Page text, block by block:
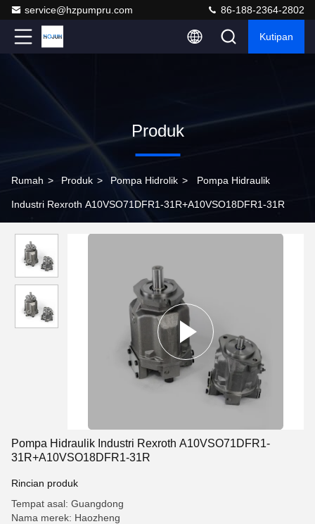
service@hzpumpru.com 86-188-2364-2802
Kutipan
Produk
Rumah > Produk > Pompa Hidrolik > Pompa Hidraulik
Industri Rexroth A10VSO71DFR1-31R+A10VSO18DFR1-31R
Pompa Hidraulik Industri Rexroth A10VSO71DFR1-
31R+A10VSO18DFR1-31R
Rincian produk
Tempat asal: Guangdong
Nama merek: Haozheng